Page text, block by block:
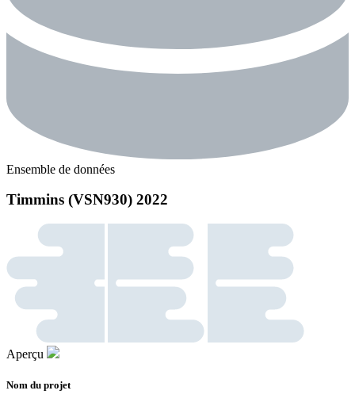
Ensemble de données
Timmins (VSN930) 2022
Aperçu
Nom du projet